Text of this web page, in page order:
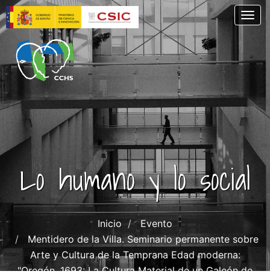
Skip
to
main
content
Lo humano y lo social
Inicio
Evento
Mentidero de la Villa. Seminario permanente sobre
Arte y Cultura de la Temprana Edad moderna:
"Oregón, 1693: La Cultura Material de un Galeón de